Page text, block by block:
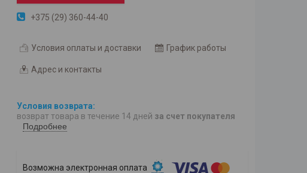
+375 (29) 360-44-40
Условия оплаты и доставки График работы
Адрес и контакты
возврат товара в течение 14 дней за счет покупателя
Подробнее